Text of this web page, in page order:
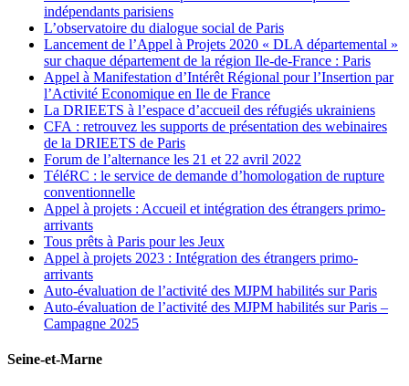
indépendants parisiens
L’observatoire du dialogue social de Paris
Lancement de l’Appel à Projets 2020 « DLA départemental »
sur chaque département de la région Ile-de-France : Paris
Appel à Manifestation d’Intérêt Régional pour l’Insertion par
l’Activité Economique en Ile de France
La DRIEETS à l’espace d’accueil des réfugiés ukrainiens
CFA : retrouvez les supports de présentation des webinaires
de la DRIEETS de Paris
Forum de l’alternance les 21 et 22 avril 2022
TéléRC : le service de demande d’homologation de rupture
conventionnelle
Appel à projets : Accueil et intégration des étrangers primo-
arrivants
Tous prêts à Paris pour les Jeux
Appel à projets 2023 : Intégration des étrangers primo-
arrivants
Auto-évaluation de l’activité des MJPM habilités sur Paris
Auto-évaluation de l’activité des MJPM habilités sur Paris –
Campagne 2025
Seine-et-Marne